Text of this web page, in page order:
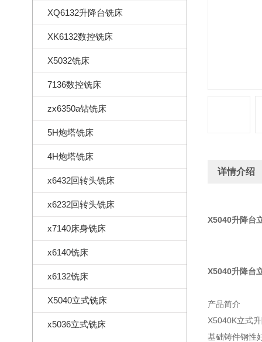
XQ6132升降台铣床
XK6132数控铣床
X5032铣床
7136数控铣床
zx6350a钻铣床
5H炮塔铣床
4H炮塔铣床
x6432回转头铣床
x6232回转头铣床
x7140床身铣床
x6140铣床
x6132铣床
X5040立式铣床
x5036立式铣床
详情介绍
X5040升降台
X5040升降台
产品简介
X5040K立式
基础铸件钢性